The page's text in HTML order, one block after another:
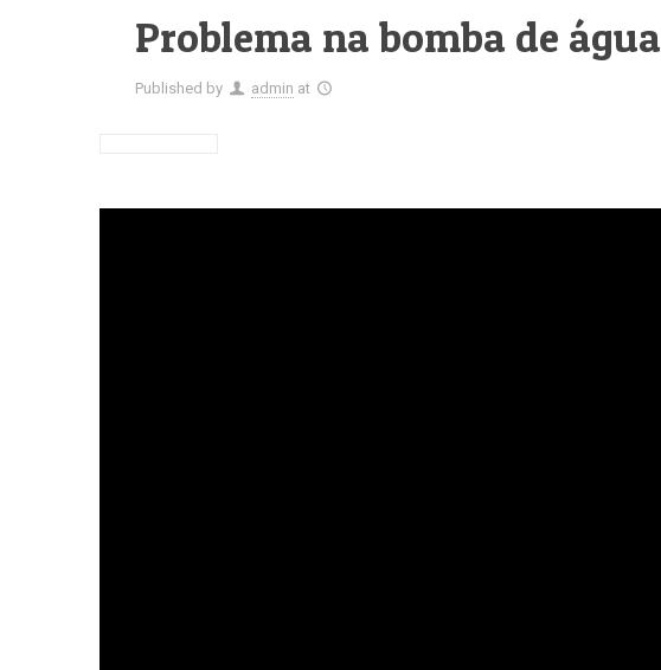
Problema na bomba de água
Published by admin at